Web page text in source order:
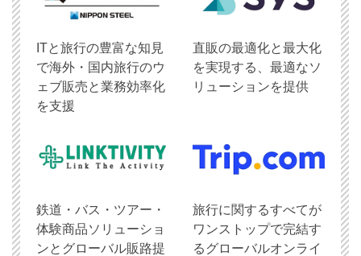
ITと旅行の豊富な知見
で海外・国内旅行のウ
ェブ販売と業務効率化
を支援
直販の最適化と最大化
を実現する、最適なソ
リューションを提供
鉄道・バス・ツアー・
体験商品ソリューショ
ンとグローバル販路提
旅行に関するすべてが
ワンストップで完結す
るグローバルオンライ